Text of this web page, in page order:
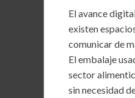
b
o
o
k
er
El avance
existen
comunicar de
El embalaje
sector
sin necesidad